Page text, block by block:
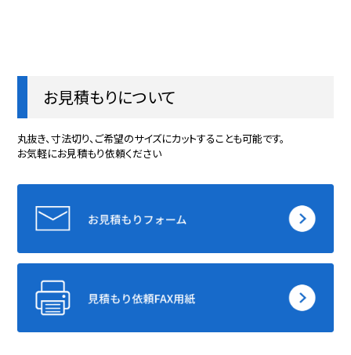
お見積もりについて
丸抜き、寸法切り、ご希望のサイズにカットすることも可能です。
お気軽にお見積もり依頼ください